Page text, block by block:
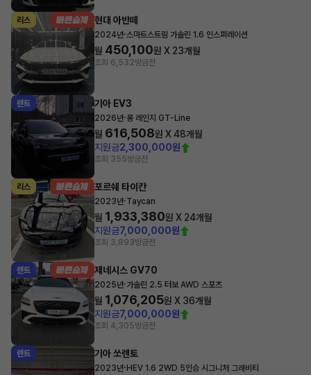
리스 현대 아반떼
2024년·스마트스트림 가솔린 1.6 인스퍼레이션
월 450,100원 X 23개월
조회 6,532방금전
렌트 기아 EV3
2026년·롱 레인지 GT-Line
월 616,508원 X48개월
지원금2,300,000원
조회 355방금전
리스 포르쉐 타이칸
2023년·Taycan
월 1,933,380원 X 24개월
지원금7,000,000원
조회 3,893방금전
렌트 제네시스 GV70
2025년·가솔린 2.5 터보 AWD 스포츠
월 1,076,205원 X 36개월
지원금7,000,000원
조회 4,305방금전
렌트 기아 쏘렌토
2023년· HEV 1.6 2WD 5인승 시그니처 그래비티